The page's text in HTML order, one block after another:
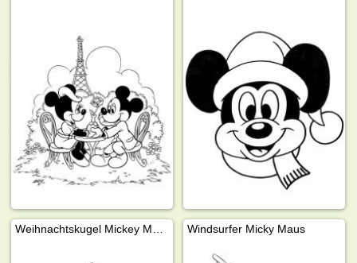
Weihnachtskugel Mickey Mouse Windsurfer Micky Maus